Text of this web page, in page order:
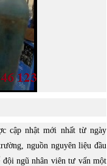
cập nhật mới nhất từ ngày
nguồn nguyên liệu đầu
ngũ nhân viên tư vấn một